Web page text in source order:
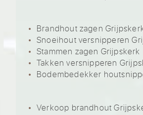
Brandhout zagen
Snoeihout versnipperen
Stammen zagen Grijpskerk
Takken versnipperen
Bodembedekker
Verkoop brandhout